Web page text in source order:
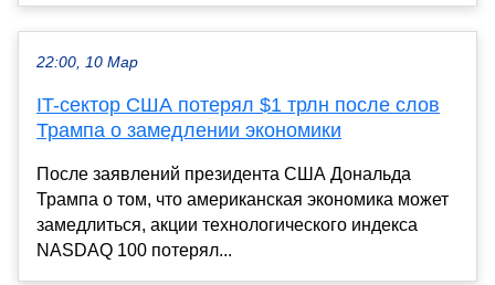
22:00, 10 Мар
IT-сектор США потерял $1 трлн после слов
Трампа о замедлении экономики
После заявлений президента США Дональда
Трампа о том, что американская экономика может
замедлиться, акции технологического индекса
NASDAQ 100 потерял...